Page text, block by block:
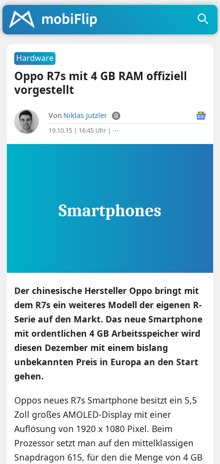
Hardware
Oppo R7s mit 4 GB RAM offiziell
vorgestellt
Von Niklas Jutzler
19.10.15 | 16:45 Uhr | ⋯
Der chinesische Hersteller Oppo bringt mit
dem R7s ein weiteres Modell der eigenen R-
Serie auf den Markt. Das neue Smartphone
mit ordentlichen 4 GB Arbeitsspeicher wird
diesen Dezember mit einem bislang
unbekannten Preis in Europa an den Start
gehen.
Oppos neues R7s Smartphone besitzt ein 5,5
Zoll großes AMOLED-Display mit einer
Auflösung von 1920 x 1080 Pixel. Beim
Prozessor setzt man auf den mittelklassigen
Snapdragon 615, für den die Menge von 4 GB